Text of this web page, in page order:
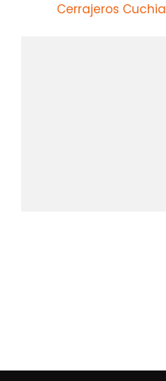
Cerrajeros Cuchia